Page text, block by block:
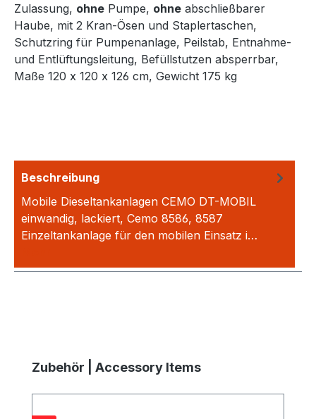
Zulassung, ohne Pumpe, ohne abschließbarer
Haube, mit 2 Kran-Ösen und Staplertaschen,
Schutzring für Pumpenanlage, Peilstab, Entnahme-
und Entlüftungsleitung, Befüllstutzen absperrbar,
Maße 120 x 120 x 126 cm, Gewicht 175 kg
Beschreibung
Mobile Dieseltankanlagen CEMO DT-MOBIL
einwandig, lackiert, Cemo 8586, 8587
Einzeltankanlage für den mobilen Einsatz i…
Produktgalerie überspringen
Zubehör | Accessory Items